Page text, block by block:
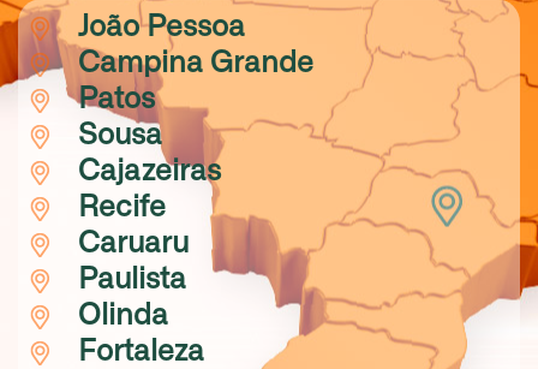
João Pessoa
Campina Grande
Patos
Sousa
Cajazeiras
Recife
Caruaru
Paulista
Olinda
Fortaleza